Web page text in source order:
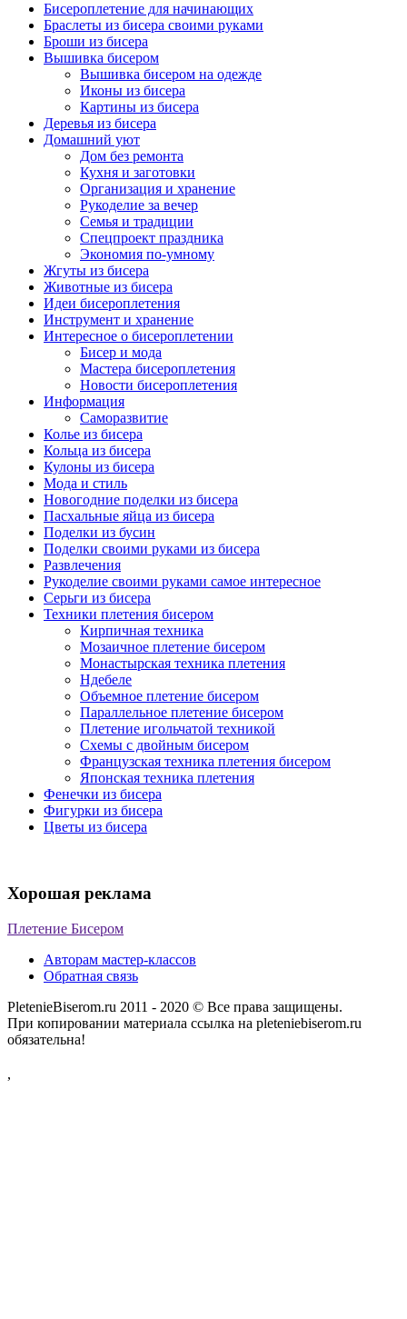
Бисероплетение для начинающих
Браслеты из бисера своими руками
Броши из бисера
Вышивка бисером
Вышивка бисером на одежде
Иконы из бисера
Картины из бисера
Деревья из бисера
Домашний уют
Дом без ремонта
Кухня и заготовки
Организация и хранение
Рукоделие за вечер
Семья и традиции
Спецпроект праздника
Экономия по-умному
Жгуты из бисера
Животные из бисера
Идеи бисероплетения
Инструмент и хранение
Интересное о бисероплетении
Бисер и мода
Мастера бисероплетения
Новости бисероплетения
Информация
Саморазвитие
Колье из бисера
Кольца из бисера
Кулоны из бисера
Мода и стиль
Новогодние поделки из бисера
Пасхальные яйца из бисера
Поделки из бусин
Поделки своими руками из бисера
Развлечения
Рукоделие своими руками самое интересное
Серьги из бисера
Техники плетения бисером
Кирпичная техника
Мозаичное плетение бисером
Монастырская техника плетения
Ндебеле
Объемное плетение бисером
Параллельное плетение бисером
Плетение игольчатой техникой
Схемы с двойным бисером
Французская техника плетения бисером
Японская техника плетения
Фенечки из бисера
Фигурки из бисера
Цветы из бисера
Хорошая реклама
Плетение Бисером
Авторам мастер-классов
Обратная связь
PletenieBiserom.ru 2011 - 2020 © Все права защищены.
При копировании материала ссылка на pleteniebiserom.ru
обязательна!
,